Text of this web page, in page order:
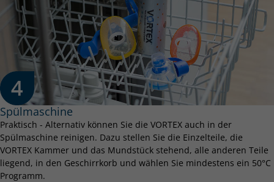
Spülmaschine
Praktisch - Alternativ können Sie die VORTEX auch in der
Spülmaschine reinigen. Dazu stellen Sie die Einzelteile, die
VORTEX Kammer und das Mundstück stehend, alle anderen Teile
liegend, in den Geschirrkorb und wählen Sie mindestens ein 50°C
Programm.